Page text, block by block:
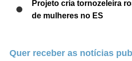
Projeto cria tornozeleira
de mulheres no ES
Quer receber as notícias